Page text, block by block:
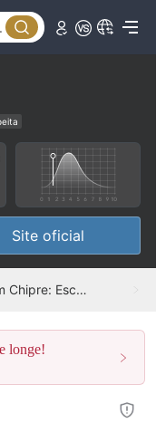
Risco potencial alto
Site oficial
Uma visita aEVEST em Chipre: Escritório não encontrado
longe!